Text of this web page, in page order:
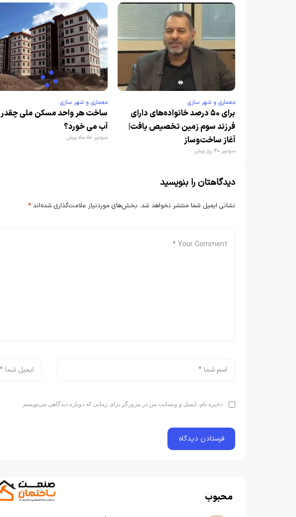
معماری و شهر سازی
برای ۵۰ درصد خانواده‌های دارای
فرزند سوم زمین تخصیص یافت|
آغاز ساخت‌وساز
سردبیر 4 روز پیش
معماری و شهر سازی
ساخت هر واحد مسکن ملی چقدر
آب می خورد؟
سردبیر 5 ماه پیش
دیدگاهتان را بنویسید
نشانی ایمیل شما منتشر نخواهد شد. بخش‌های موردنیاز علامت‌گذاری شده‌اند *
ذخیره نام، ایمیل و وبسایت من در مرورگر برای زمانی که دوباره دیدگاهی می‌نویسم.
محبوب